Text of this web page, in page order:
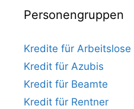
Personengruppen
Kredite für Arbeitslose
Kredit für Azubis
Kredit für Beamte
Kredit für Rentner